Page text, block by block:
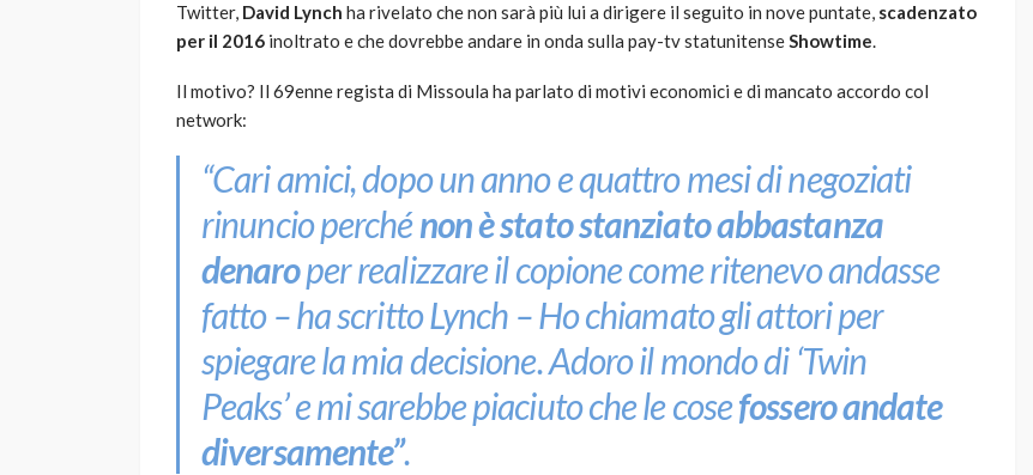
Twitter, David Lynch ha rivelato che non sarà più lui a dirigere il seguito in nove puntate, scadenzato
per il 2016 inoltrato e che dovrebbe andare in onda sulla pay-tv statunitenseShowtime.
Il motivo? Il 69enne regista di Missoula ha parlato di motivi economici e di mancato accordo col
network:
“Cari amici, dopo un anno e quattro mesi di negoziati
rinuncio perchénon è stato stanziato abbastanza
denaroper realizzare il copione come ritenevo andasse
fatto –ha scritto Lynch – Ho chiamato gli attori per
spiegare la mia decisione. Adoro il mondo di ‘Twin
Peaks’ e mi sarebbe piaciuto che le cosefossero andate
diversamente”.
god 1 anno ago 784 god 9 mesi ago